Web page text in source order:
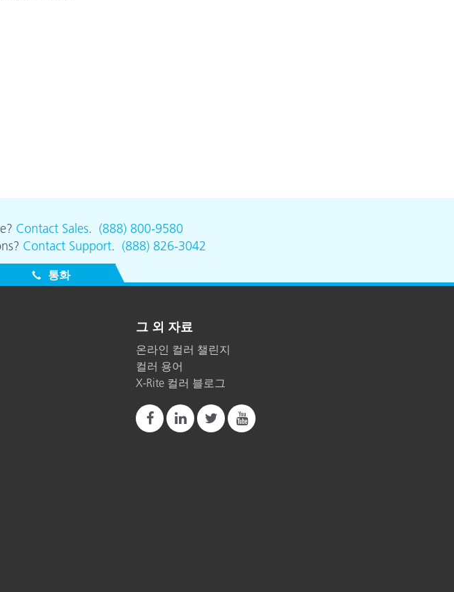
Contact Sales. (888) 800-9580
Contact Support. (888) 826-3042
통화
그 외 자료
온라인 컬러 챌린지
컬러 용어
X-Rite 컬러 블로그